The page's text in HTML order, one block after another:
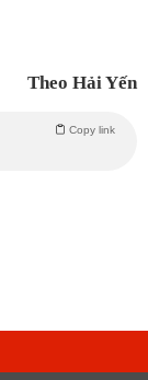
Theo Hải Yến
Copy link